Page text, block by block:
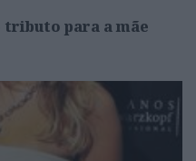
tributo para a mãe